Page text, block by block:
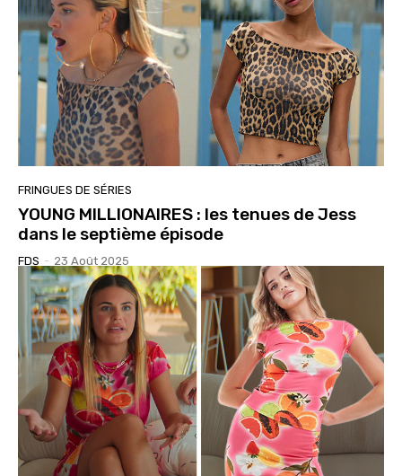
FRINGUES DE SÉRIES
YOUNG MILLIONAIRES : les tenues de Jess
dans le septième épisode
FDS - 23 Août 2025